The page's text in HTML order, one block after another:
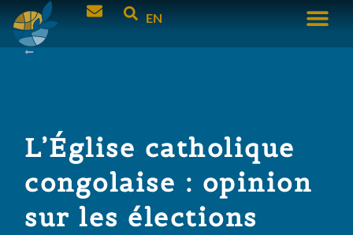
EN
L’Église catholique
congolaise : opinion
sur les élections